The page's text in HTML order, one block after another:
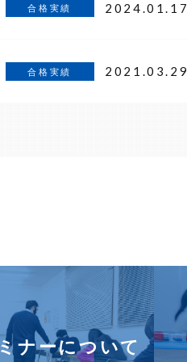
合格実績 2024.01.17
合格実績 2021.03.29
ナーについて